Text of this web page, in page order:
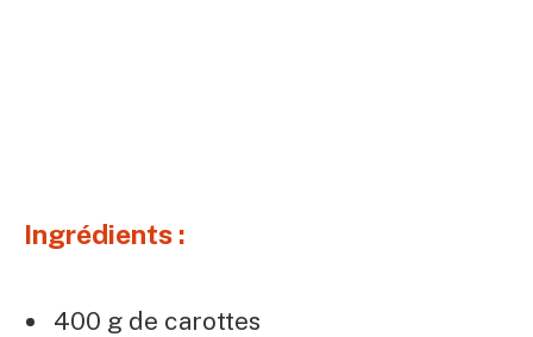
Ingrédients :
400 g de carottes